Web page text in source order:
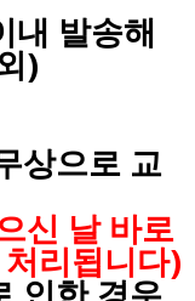
내 발송해
)
상으로 교
신 날 바로
리됩니다)